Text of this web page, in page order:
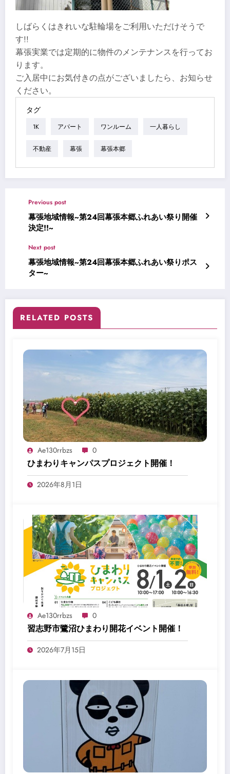
しばらくはきれいな駐輪場をご利用いただけそうで
す!!
幕張実業では定期的に物件のメンテナンスを行ってお
ります。
ご入居中にお気付きの点がございましたら、お知らせ
ください。
タグ
1K アパート ワンルーム 一人暮らし
不動産 幕張 幕張本郷
Previous post
幕張地域情報~第24回幕張本郷ふれあい祭り開催
決定!!~
Next post
幕張地域情報~第24回幕張本郷ふれあい祭りポス
ター~
RELATED POSTS
Ae130rrbzs 0
ひまわりキャンパスプロジェクト開催！
2026年8月1日
Ae130rrbzs 0
習志野市鷺沼ひまわり開花イベント開催！
2026年7月15日